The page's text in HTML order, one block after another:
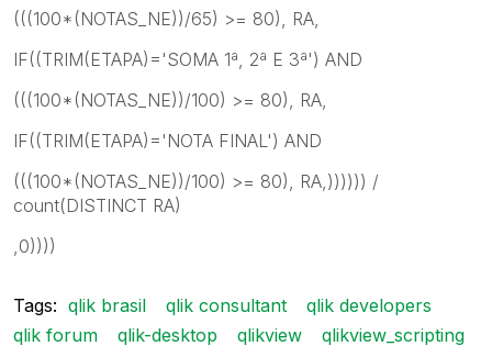
(((100*(NOTAS_NE))/65) >= 80), RA,
IF((TRIM(ETAPA)='SOMA 1ª, 2ª E 3ª') AND
(((100*(NOTAS_NE))/100) >= 80), RA,
IF((TRIM(ETAPA)='NOTA FINAL') AND
(((100*(NOTAS_NE))/100) >= 80), RA,)))))) /
count(DISTINCT RA)
,0))))
Tags: qlik brasil qlik consultant
qlik developers
qlik forum
qlik-desktop qlikview qlikview_scripting